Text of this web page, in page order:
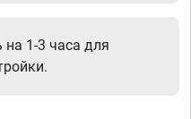
на 1-3 часа для